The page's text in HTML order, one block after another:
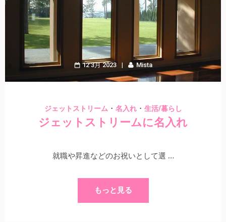
12 3月 2023 Mista
ジェットストリーム・ 名入れ・ 生活/暮らし
ジェットストリームに名入れ
就職や昇進などのお祝いとして選 …
もっと見る